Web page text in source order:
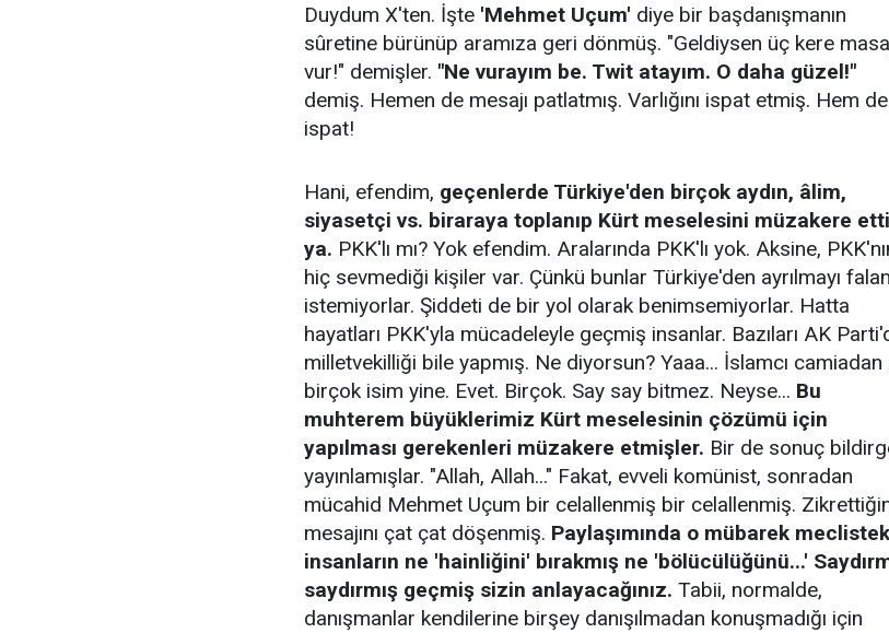
Duydum X'ten. İşte 'Mehmet Uçum' diye bir başdanışmanın
sûretine bürünüp aramıza geri dönmüş. "Geldiysen üç kere
vur!" demişler. "Ne vurayım be. Twit atayım. O daha güzel!"
demiş. Hemen de mesajı patlatmış. Varlığını ispat etmiş. Hem
ispat!
Hani, efendim, geçenlerde Türkiye'den birçok aydın, âlim,
siyasetçi vs. biraraya toplanıp Kürt meselesini müzakere
ya. PKK'lı mı? Yok efendim. Aralarında PKK'lı yok. Aksine,
hiç sevmediği kişiler var. Çünkü bunlar Türkiye'den ayrılmayı falan
istemiyorlar. Şiddeti de bir yol olarak benimsemiyorlar. Hatta
hayatları PKK'yla mücadeleyle geçmiş insanlar. Bazıları AK
milletvekilliği bile yapmış. Ne diyorsun? Yaaa... İslamcı camiadan
birçok isim yine. Evet. Birçok. Say say bitmez. Neyse... Bu
muhterem büyüklerimiz Kürt meselesinin çözümü için
yapılması gerekenleri müzakere etmişler. Bir de sonuç
yayınlamışlar. "Allah, Allah..." Fakat, evveli komünist, sonradan
mücahid Mehmet Uçum bir celallenmiş bir celallenmiş.
mesajını çat çat döşenmiş. Paylaşımında o mübarek
insanların ne 'hainliğini' bırakmış ne 'bölücülüğünü...'
saydırmış geçmiş sizin anlayacağınız. Tabii, normalde,
danışmanlar kendilerine birşey danışılmadan konuşmadığı için